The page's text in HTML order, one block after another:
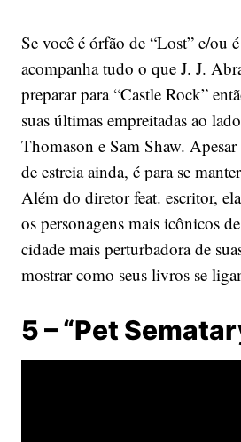
Se você é órfão de “Lost” e/ou
acompanha tudo o que J. J.
preparar para “Castle Rock”
suas últimas empreitadas ao
Thomason e Sam Shaw.
de estreia ainda, é para se
Além do diretor feat. escritor,
os personagens mais icônicos
cidade mais perturbadora de
mostrar como seus livros se
5 – “Pet